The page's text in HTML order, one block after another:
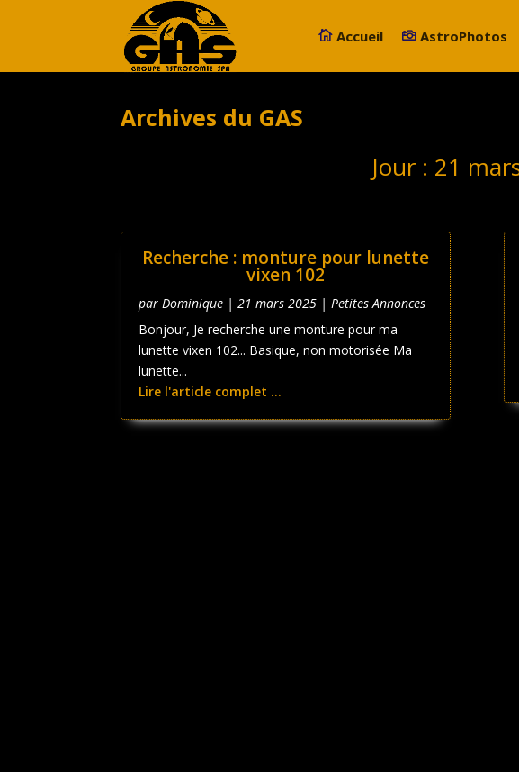
Accueil AstroPhotos
Archives du GAS
Jour : 21
Recherche : monture pour lunette
vixen 102
parDominique |21 mars 2025 |Petites Annonces
Bonjour, Je recherche une monture pour ma
lunette vixen 102... Basique, non motorisée Ma
lunette...
Lire l'article complet ...